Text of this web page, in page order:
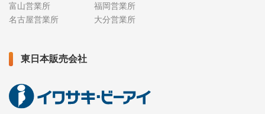
富山営業所
名古屋営業所
福岡営業所
大分営業所
東日本販売会社